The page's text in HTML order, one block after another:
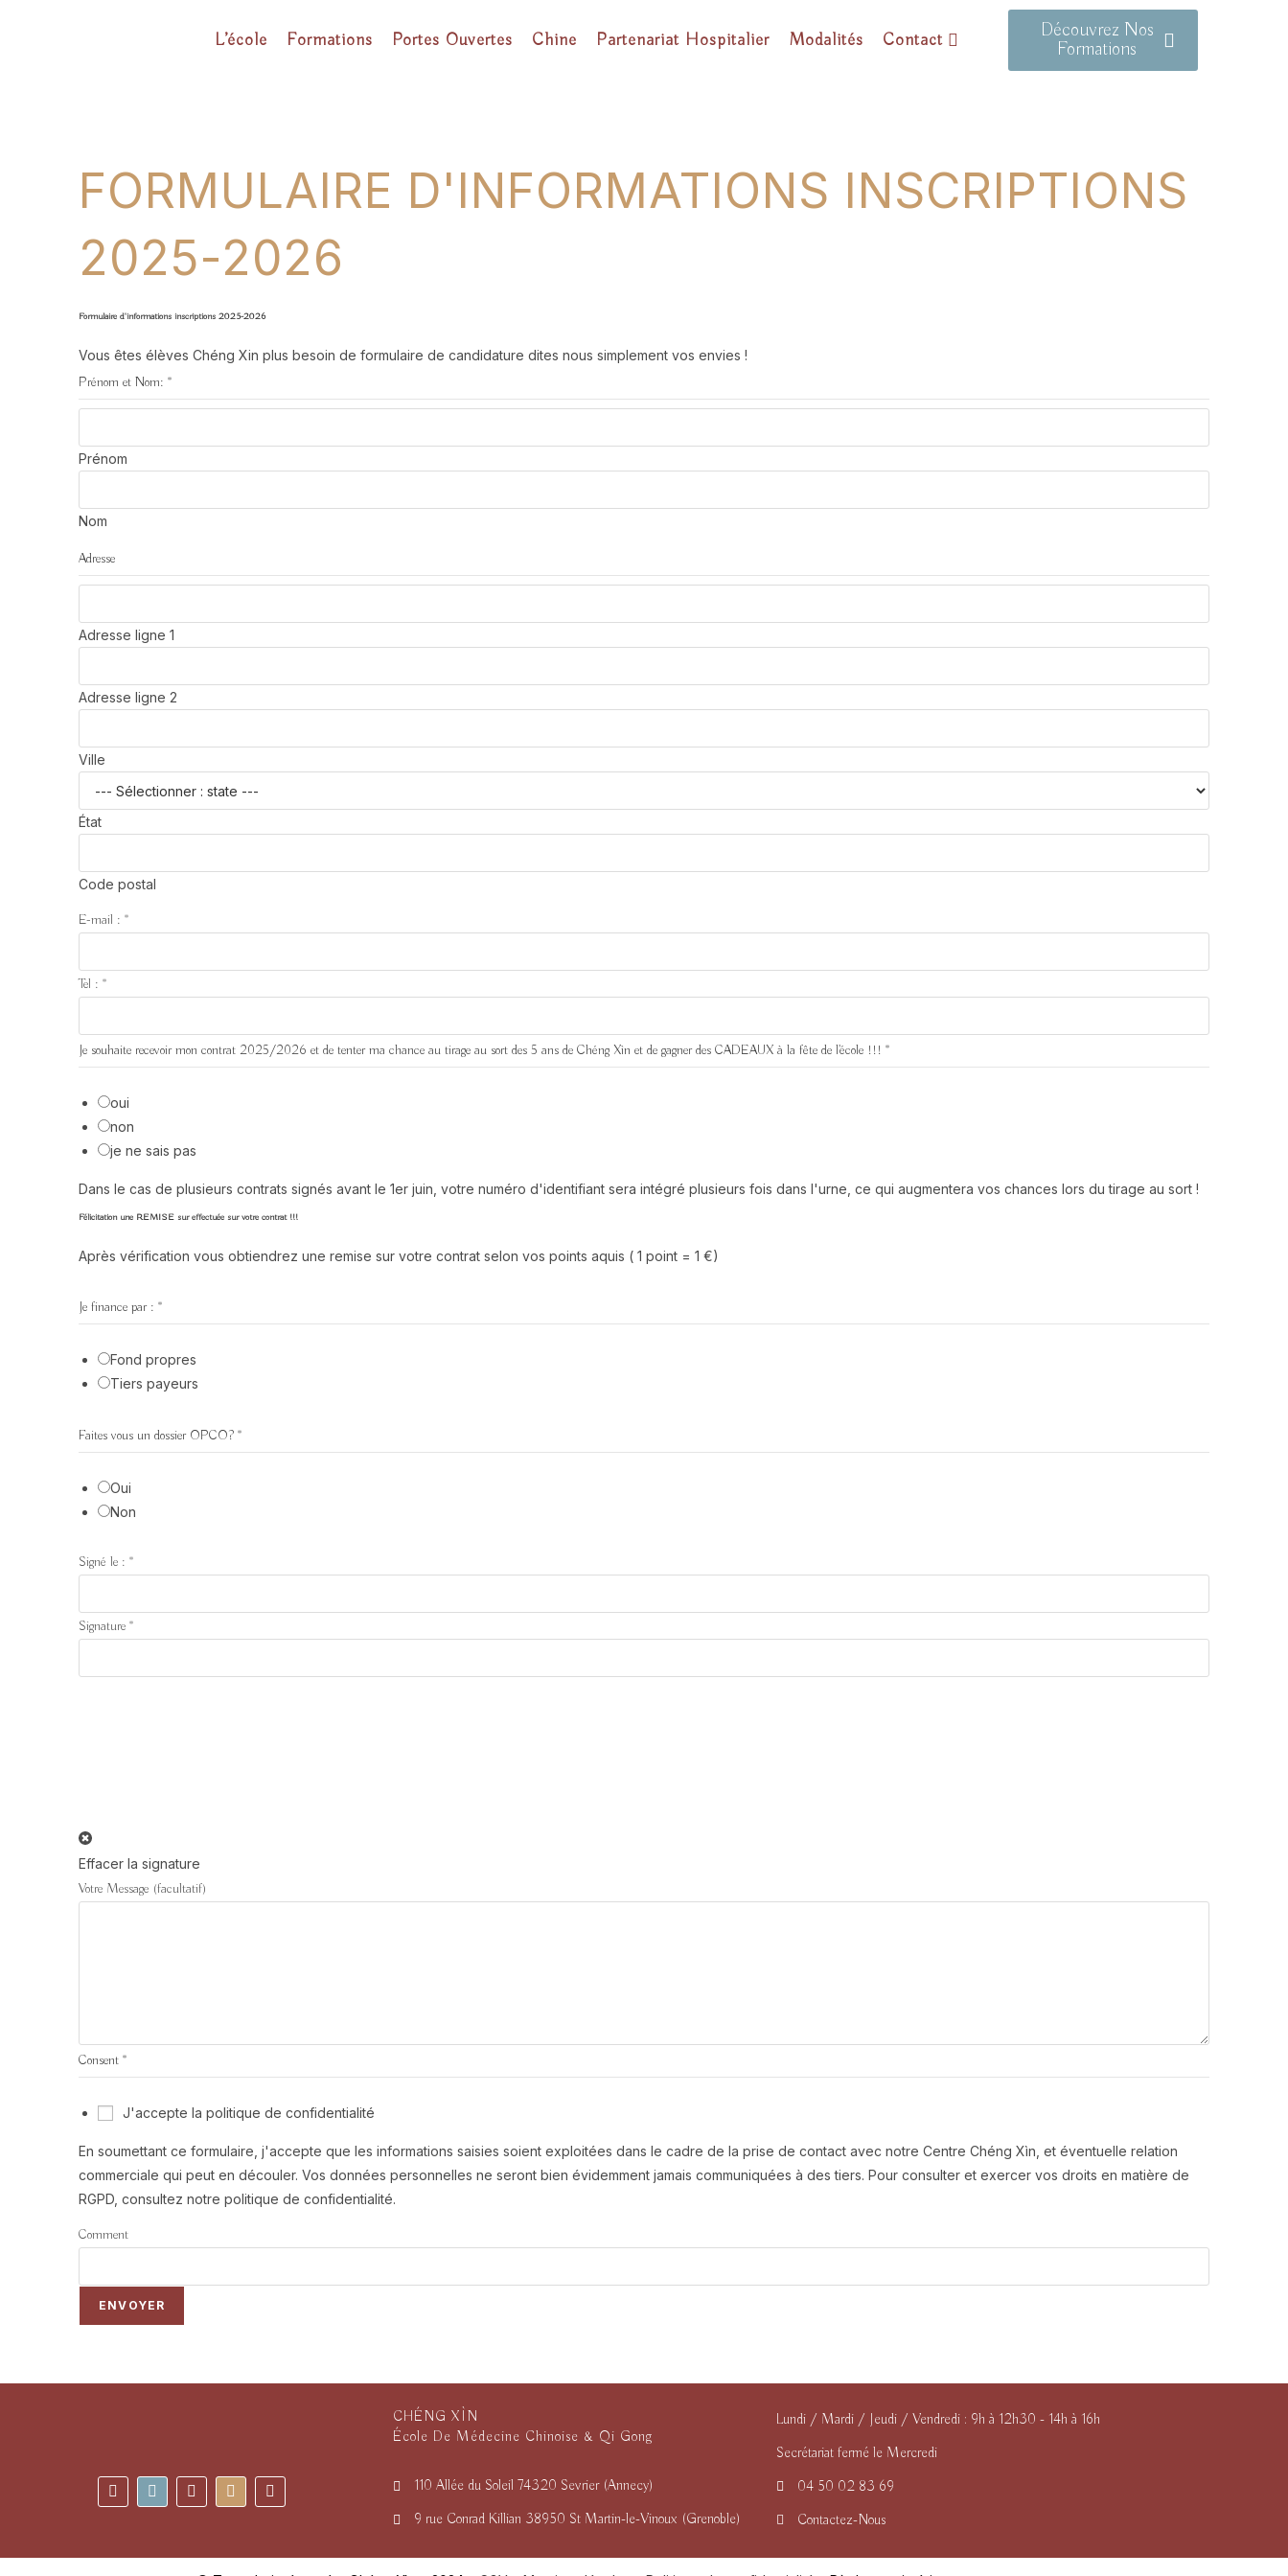
L’école Formations Portes Ouvertes Chine Partenariat Hospitalier Modalités Contact
Découvrez Nos
Formations
FORMULAIRE D'INFORMATIONS INSCRIPTIONS
2025-2026
Formulaire d'informations inscriptions 2025-2026
Vous êtes élèves Chéng Xin plus besoin de formulaire de candidature dites nous simplement vos envies !
Prénom et Nom: *
Prénom
Nom
Adresse
Adresse ligne 1
Adresse ligne 2
Ville
État
Code postal
E-mail : *
Tel : *
Je souhaite recevoir mon contrat 2025/2026 et de tenter ma chance au tirage au sort des 5 ans de Chéng Xìn et de gagner des CADEAUX à la fête de l'école !!! *
oui
non
je ne sais pas
Dans le cas de plusieurs contrats signés avant le 1er juin, votre numéro d'identifiant sera intégré plusieurs fois dans l'urne, ce qui augmentera vos chances lors du tirage au sort !
Félicitation une REMISE sur effectuée sur votre contrat !!!
Après vérification vous obtiendrez une remise sur votre contrat selon vos points aquis ( 1 point = 1 €)
Je finance par : *
Fond propres
Tiers payeurs
Faites vous un dossier OPCO? *
Oui
Non
Signé le : *
Signature *
Effacer la signature
Votre Message (facultatif)
Consent *
J'accepte la politique de confidentialité
En soumettant ce formulaire, j'accepte que les informations saisies soient exploitées dans le cadre de la prise de contact avec notre Centre Chéng Xìn, et éventuelle relation
commerciale qui peut en découler. Vos données personnelles ne seront bien évidemment jamais communiquées à des tiers. Pour consulter et exercer vos droits en matière de
RGPD, consultez notre politique de confidentialité.
Comment
ENVOYER
CHÉNG XÌN
École De Médecine Chinoise & Qi Gong
110 Allée du Soleil 74320 Sevrier (Annecy)
9 rue Conrad Killian 38950 St Martin-le-Vinoux (Grenoble)
Lundi / Mardi / Jeudi / Vendredi : 9h à 12h30 - 14h à 16h
Secrétariat fermé le Mercredi
04 50 02 83 69
Contactez-Nous